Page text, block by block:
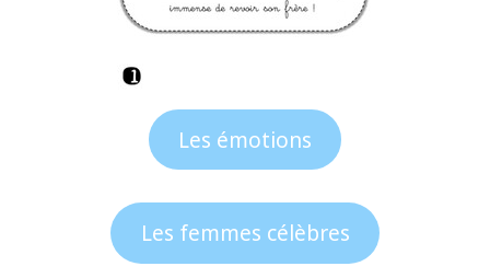
Les émotions
Les femmes célèbres